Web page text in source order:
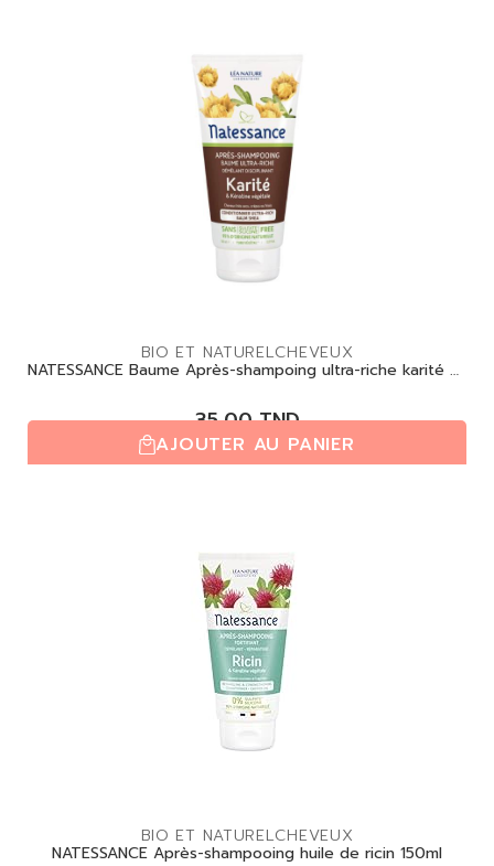
BIO ET NATURELCHEVEUX
NATESSANCE Baume Après-shampoing ultra-riche karité et
35,00TND
(0,0/5)| 0 avis
AJOUTER AU PANIER
BIO ET NATURELCHEVEUX
NATESSANCE Après-shampooing huile de ricin 150ml